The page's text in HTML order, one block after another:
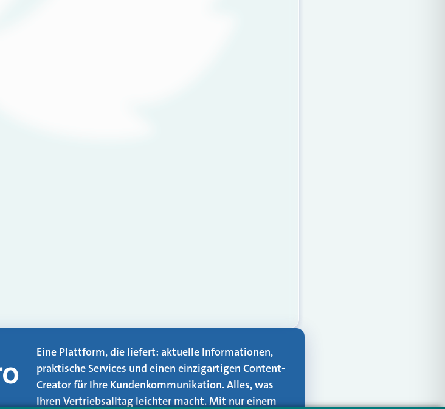
Eine Plattform, die liefert: aktuelle Informationen,
praktische Services und einen einzigartigen Content-
Creator für Ihre Kundenkommunikation. Alles, was
Ihren Vertriebsalltag leichter macht. Mit nur einem